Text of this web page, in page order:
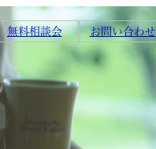
無料相談会 お問い合わせ